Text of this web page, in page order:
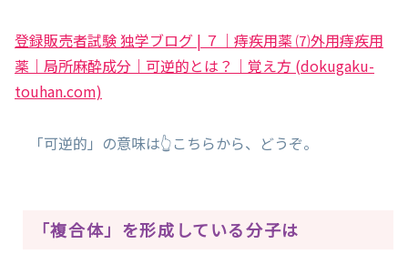
登録販売者試験 独学ブログ | ７｜痔疾用薬 ⑺外用痔疾用
薬｜局所麻酔成分｜可逆的とは？｜覚え方 (dokugaku-
touhan.com)
「可逆的」の意味は👆こちらから、どうぞ。
「複合体」を形成している分子は